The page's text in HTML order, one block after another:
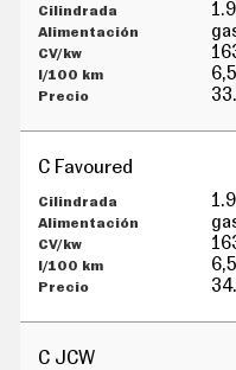
6,5
C Favoured
6,5
C JCW